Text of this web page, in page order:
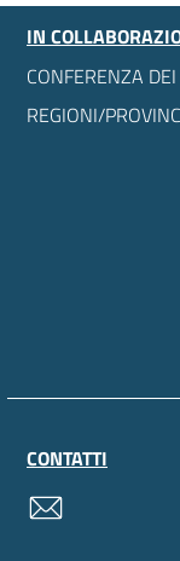
IN
CONFERENZA
REGIONI/
CONTATTI